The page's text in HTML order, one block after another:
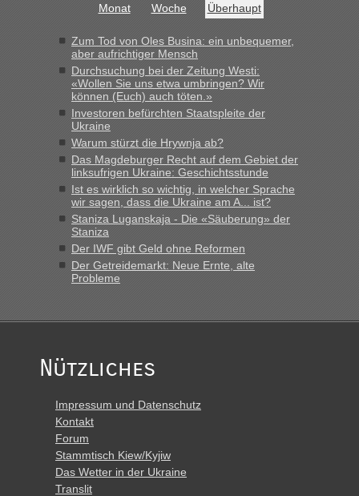
Berichte und Reisetipps • Re: An welchem
Grenzübergang zwischen Polen und der Ukraine geht es am
schnellsten?
„Bin am Montag 15.6.26 um 8 Uhr in Urgyniw ausgereist,
das erste Mal an einem Montagmorgen ca. 15 Fahrzeuge
vor mir, bin sonst der Erste oder Zweite, egal, nach ca 20
Minuten wurde dann die nächste Welle...“
Berichte und Reisetipps • Re: An welchem
Grenzübergang zwischen Polen und der Ukraine geht es am
schnellsten?
„Derzeit, ist es überall sehr voll an den Grenzen Ukraine/
Polen. Zb. Krakovets 100 PKW ca. 10 h Wartezeit. Wollen
Montag rüber, versuchen es sehr früh.“
Monat Woche Überhaupt
Zum Tod von Oles Busina: ein unbequemer,
aber aufrichtiger Mensch
Durchsuchung bei der Zeitung Westi:
«Wollen Sie uns etwa umbringen? Wir
können (Euch) auch töten.»
Investoren befürchten Staatspleite der
Ukraine
Warum stürzt die Hrywnja ab?
Das Magdeburger Recht auf dem Gebiet der
linksufrigen Ukraine: Geschichtsstunde
Ist es wirklich so wichtig, in welcher Sprache
wir sagen, dass die Ukraine am A... ist?
Staniza Luganskaja - Die «Säuberung» der
Staniza
Der IWF gibt Geld ohne Reformen
Der Getreidemarkt: Neue Ernte, alte
Probleme
Nützliches
Impressum und Datenschutz
Kontakt
Forum
Stammtisch Kiew/Kyjiw
Das Wetter in der Ukraine
Translit